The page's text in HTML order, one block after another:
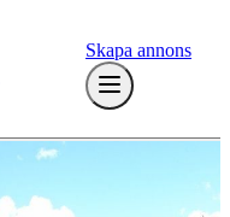
Skapa annons